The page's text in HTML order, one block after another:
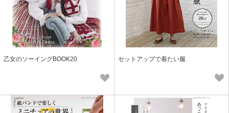
乙女のソーイングBOOK20 セットアップで着たい服